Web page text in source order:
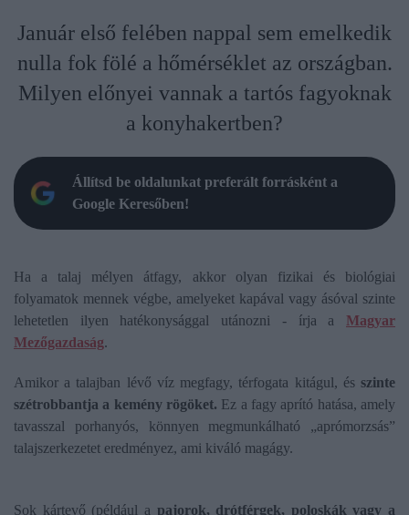
Január első felében nappal sem emelkedik
nulla fok fölé a hőmérséklet az országban.
Milyen előnyei vannak a tartós fagyoknak
a konyhakertben?
Állítsd be oldalunkat preferált forrásként a
Google Keresőben!
Ha a talaj mélyen átfagy, akkor olyan fizikai és biológiai
folyamatok mennek végbe, amelyeket kapával vagy ásóval szinte
lehetetlen ilyen hatékonysággal utánozni - írja a Magyar
Mezőgazdaság.
Amikor a talajban lévő víz megfagy, térfogata kitágul, és szinte
szétrobbantja a kemény rögöket. Ez a fagy aprító hatása, amely
tavasszal porhanyós, könnyen megmunkálható „aprómorzsás”
talajszerkezetet eredményez, ami kiváló magágy.
Sok kártevő (például a pajorok, drótférgek, poloskák vagy a